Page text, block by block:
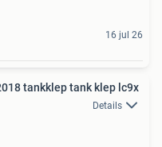
16 jul 26
tankklep tank klep lc9x
Details